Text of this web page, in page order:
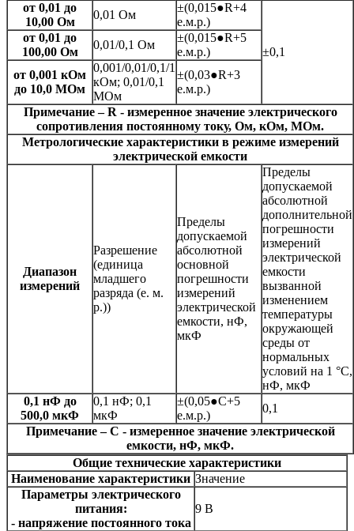
от 0,01 до
10,00 Ом
0,01 Ом
±(0,015●R+4
е.м.р.)
±0,1
от 0,01 до
100,00 Ом
0,01/0,1 Ом
±(0,015●R+5
е.м.р.)
от 0,001 кОм
до 10,0 МОм
0,001/0,01/0,1/1
кОм; 0,01/0,1
МОм
±(0,03●R+3
е.м.р.)
Примечание – R - измеренное значение электрического
сопротивления постоянному току, Ом, кОм, МОм.
Метрологические характеристики в режиме измерений
электрической емкости
Диапазон
измерений
Разрешение
(единица
младшего
разряда (е. м.
р.))
Пределы
допускаемой
абсолютной
основной
погрешности
измерений
электрической
емкости, нФ,
мкФ
Пределы
допускаемой
абсолютной
дополнительной
погрешности
измерений
электрической
емкости
вызванной
изменением
температуры
окружающей
среды от
нормальных
условий на 1 °С,
нФ, мкФ
0,1 нФ до
500,0 мкФ
0,1 нФ; 0,1
мкФ
±(0,05●C+5
е.м.р.)
0,1
Примечание – C - измеренное значение электрической
емкости, нФ, мкФ.
Общие технические характеристики
Наименование характеристики Значение
Параметры электрического
питания:
- напряжение постоянного тока
9 В